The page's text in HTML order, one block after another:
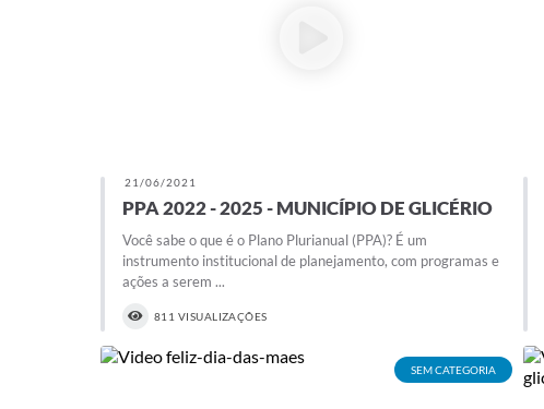
21/06/2021
PPA 2022 - 2025 - MUNICÍPIO DE GLICÉRIO
Você sabe o que é o Plano Plurianual (PPA)? É um
instrumento institucional de planejamento, com programas e
ações a serem ...
811 VISUALIZAÇÕES
SEM CATEGORIA